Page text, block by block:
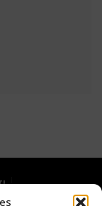
POLICY (UE)